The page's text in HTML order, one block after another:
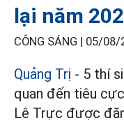
lại năm
CÔNG SÁNG | 05/08/
Quảng Trị - 5 thí
quan đến tiêu
Lê Trực được